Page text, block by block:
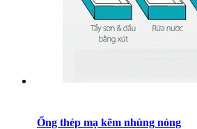
Ống thép mạ kẽm nhúng nóng